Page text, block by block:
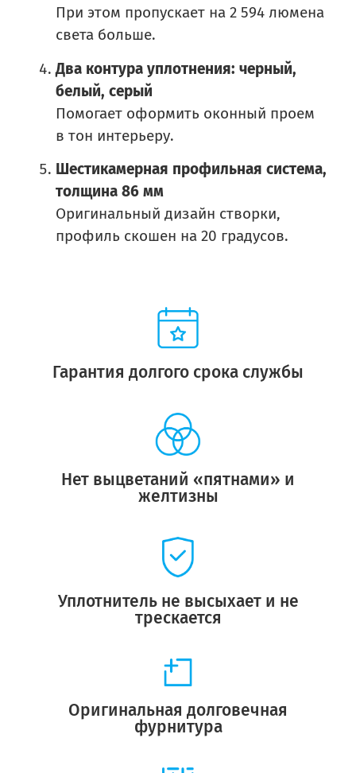
При этом пропускает на 2 594 люмена
света больше.
Два контура уплотнения: черный,
белый, серый
Помогает оформить оконный проем
в тон интерьеру.
Шестикамерная профильная система,
толщина 86 мм
Оригинальный дизайн створки,
профиль скошен на 20 градусов.
Гарантия долгого срока службы
Нет выцветаний «пятнами» и
желтизны
Уплотнитель не высыхает и не
трескается
Оригинальная долговечная
фурнитура